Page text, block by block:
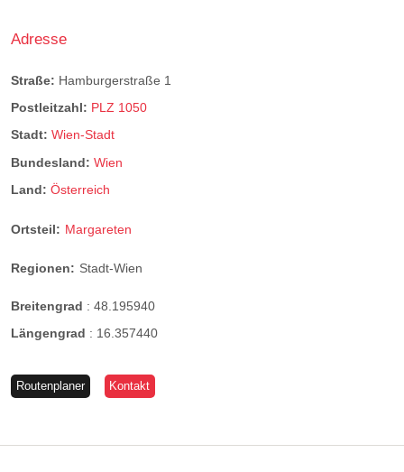
Adresse
Straße: Hamburgerstraße 1
Postleitzahl: PLZ 1050
Stadt: Wien-Stadt
Bundesland: Wien
Land: Österreich
Ortsteil: Margareten
Regionen: Stadt-Wien
Breitengrad : 48.195940
Längengrad : 16.357440
Routenplaner Kontakt